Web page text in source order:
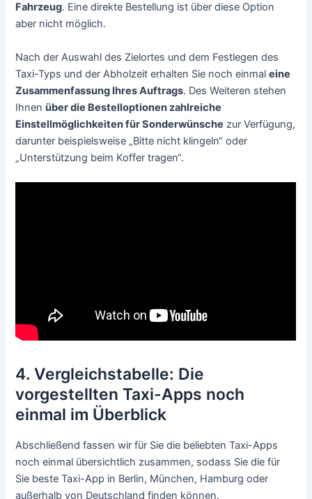
Fahrzeug. Eine direkte Bestellung ist über diese Option
aber nicht möglich.
Nach der Auswahl des Zielortes und dem Festlegen des
Taxi-Typs und der Abholzeit erhalten Sie noch einmaleine
Zusammenfassung Ihres Auftrags. Des Weiteren stehen
Ihnenüber die Bestelloptionen zahlreiche
Einstellmöglichkeiten für Sonderwünsche zur Verfügung,
darunter beispielsweise „Bitte nicht klingeln“ oder
„Unterstützung beim Koffer tragen“.
4. Vergleichstabelle: Die
vorgestellten Taxi-Apps noch
einmal im Überblick
Abschließend fassen wir für Sie die beliebten Taxi-Apps
noch einmal übersichtlich zusammen, sodass Sie die für
Sie beste Taxi-App in Berlin, München, Hamburg oder
außerhalb von Deutschland finden können.